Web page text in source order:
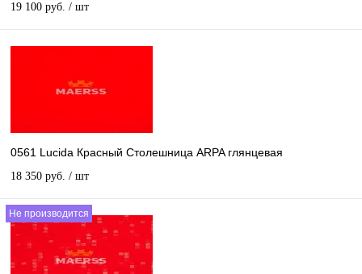
19 100 руб. / шт
0561 Lucida Красный Столешница ARPA глянцевая
18 350 руб. / шт
Не производится